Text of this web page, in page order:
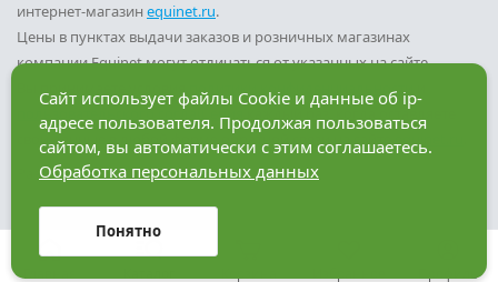
Главная Профиль
интернет-магазин equinet.ru.
Цены в пунктах выдачи заказов и розничных магазинах
компании Equinet могут отличаться от указанных на сайте.
Вы принимаете условия
политики конфиденциальности
пользовательского соглашения
каждый раз, когда оставляете
свои данные в любой форме обратной связи на сайте
Разработка сайта — компания «Факт»
Сайт использует файлы Cookie и данные об ip-
адресе пользователя. Продолжая пользоваться
сайтом, вы автоматически с этим соглашаетесь.
Обработка персональных данных
Понятно